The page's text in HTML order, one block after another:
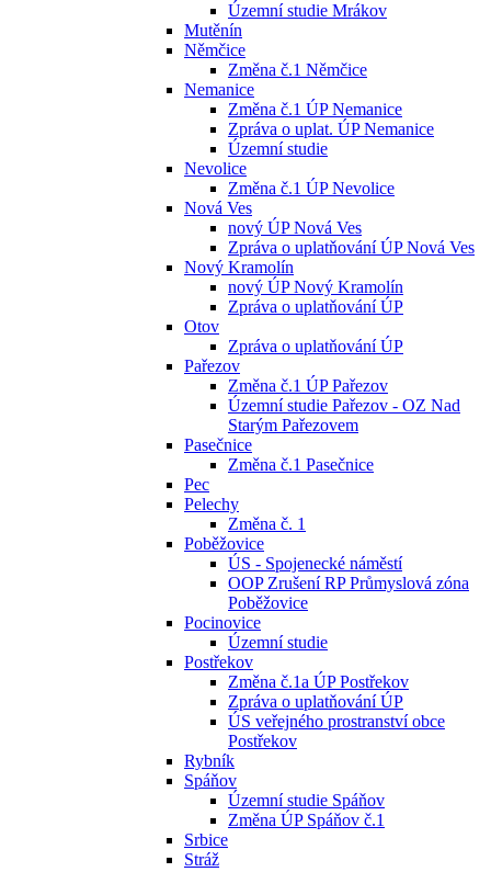
Územní studie Mrákov
Mutěnín
Němčice
Změna č.1 Němčice
Nemanice
Změna č.1 ÚP Nemanice
Zpráva o uplat. ÚP Nemanice
Územní studie
Nevolice
Změna č.1 ÚP Nevolice
Nová Ves
nový ÚP Nová Ves
Zpráva o uplatňování ÚP Nová Ves
Nový Kramolín
nový ÚP Nový Kramolín
Zpráva o uplatňování ÚP
Otov
Zpráva o uplatňování ÚP
Pařezov
Změna č.1 ÚP Pařezov
Územní studie Pařezov - OZ Nad
Starým Pařezovem
Pasečnice
Změna č.1 Pasečnice
Pec
Pelechy
Změna č. 1
Poběžovice
ÚS - Spojenecké náměstí
OOP Zrušení RP Průmyslová zóna
Poběžovice
Pocinovice
Územní studie
Postřekov
Změna č.1a ÚP Postřekov
Zpráva o uplatňování ÚP
ÚS veřejného prostranství obce
Postřekov
Rybník
Spáňov
Územní studie Spáňov
Změna ÚP Spáňov č.1
Srbice
Stráž